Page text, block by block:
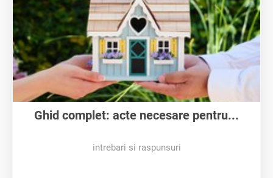
Ghid complet: acte necesare pentru...
intrebari si raspunsuri